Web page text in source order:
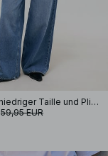
Jeans mit niedriger Taille und Plissee-Details
59,95 EUR